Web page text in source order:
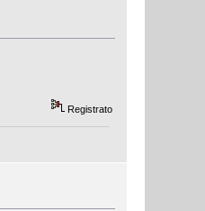
Registrato